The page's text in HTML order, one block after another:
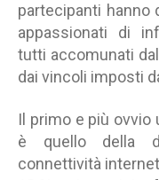
partecipanti hanno
appassionati di
tutti accomunati
dai vincoli imposti
Il primo e più ovvio
è quello della
connettività